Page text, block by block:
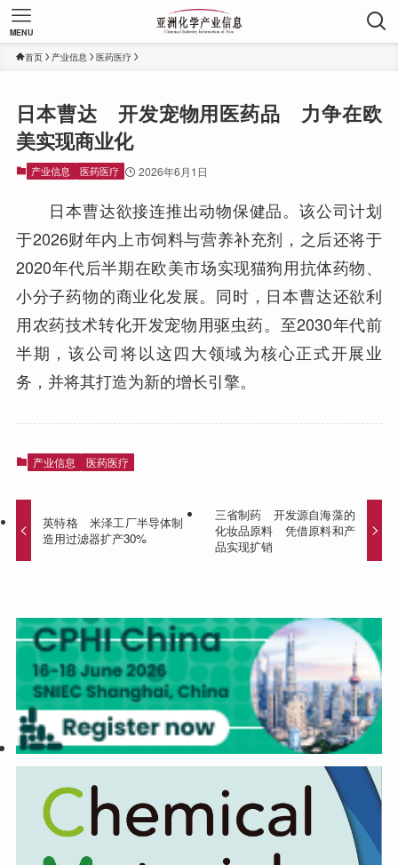
MENU
首页 产业信息 医药医疗
日本曹达 开发宠物用医药品 力争在欧
美实现商业化
产业信息 医药医疗 2026年6月1日
日本曹达欲接连推出动物保健品。该公司计划
于2026财年内上市饲料与营养补充剂，之后还将于
2020年代后半期在欧美市场实现猫狗用抗体药物、
小分子药物的商业化发展。同时，日本曹达还欲利
用农药技术转化开发宠物用驱虫药。至2030年代前
半期，该公司将以这四大领域为核心正式开展业
务，并将其打造为新的增长引擎。
产业信息 医药医疗
英特格 米泽工厂半导体制
造用过滤器扩产30%
三省制药 开发源自海藻的
化妆品原料 凭借原料和产
品实现扩销